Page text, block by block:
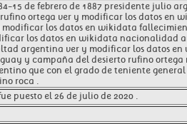
15 de febrero de 1887 presidente julio
ortega ver y modificar los datos en
los datos en wikidata
los datos en wikidata nacionalidad
argentina ver y modificar los datos
y campaña del desierto rufino ortega
que con el grado de teniente
roca .
puesto el 26 de julio de 2020 .